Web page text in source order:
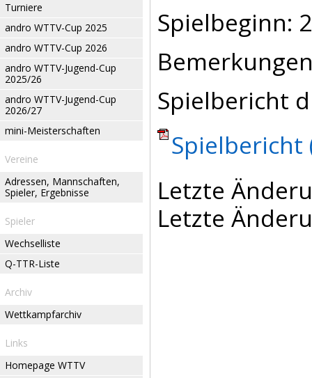
Turniere
andro WTTV-Cup 2025
andro WTTV-Cup 2026
andro WTTV-Jugend-Cup
2025/26
andro WTTV-Jugend-Cup
2026/27
mini-Meisterschaften
Vereine
Adressen, Mannschaften,
Spieler, Ergebnisse
Spieler
Wechselliste
Q-TTR-Liste
Archiv
Wettkampfarchiv
Links
Homepage WTTV
Spielbeginn:
Spielbericht
Spielbericht
Letzte
Letzte